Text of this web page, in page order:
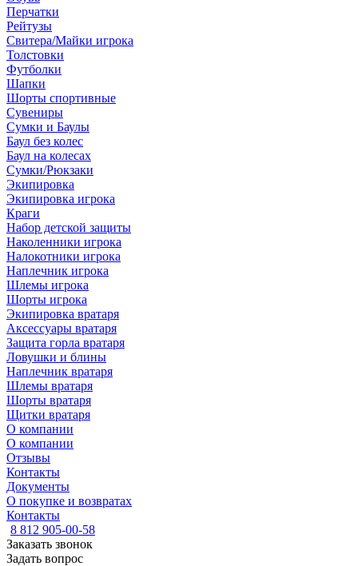
Перчатки
Рейтузы
Свитера/Майки игрока
Толстовки
Футболки
Шапки
Шорты спортивные
Сувениры
Сумки и Баулы
Баул без колес
Баул на колесах
Сумки/Рюкзаки
Экипировка
Экипировка игрока
Краги
Набор детской защиты
Наколенники игрока
Налокотники игрока
Наплечник игрока
Шлемы игрока
Шорты игрока
Экипировка вратаря
Аксессуары вратаря
Защита горла вратаря
Ловушки и блины
Наплечник вратаря
Шлемы вратаря
Шорты вратаря
Щитки вратаря
О компании
О компании
Отзывы
Контакты
Документы
О покупке и возвратах
Контакты
8 812 905-00-58
Заказать звонок
Задать вопрос